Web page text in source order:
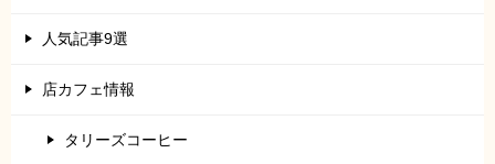
人気記事9選
店カフェ情報
タリーズコーヒー